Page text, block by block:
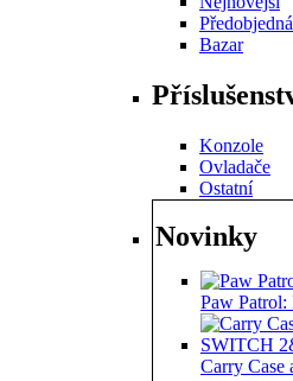
Bazar
Konzole
Ovladače
Ostatní
Novinky
Paw
Carry Case